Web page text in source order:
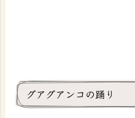
グアグアンコの踊り